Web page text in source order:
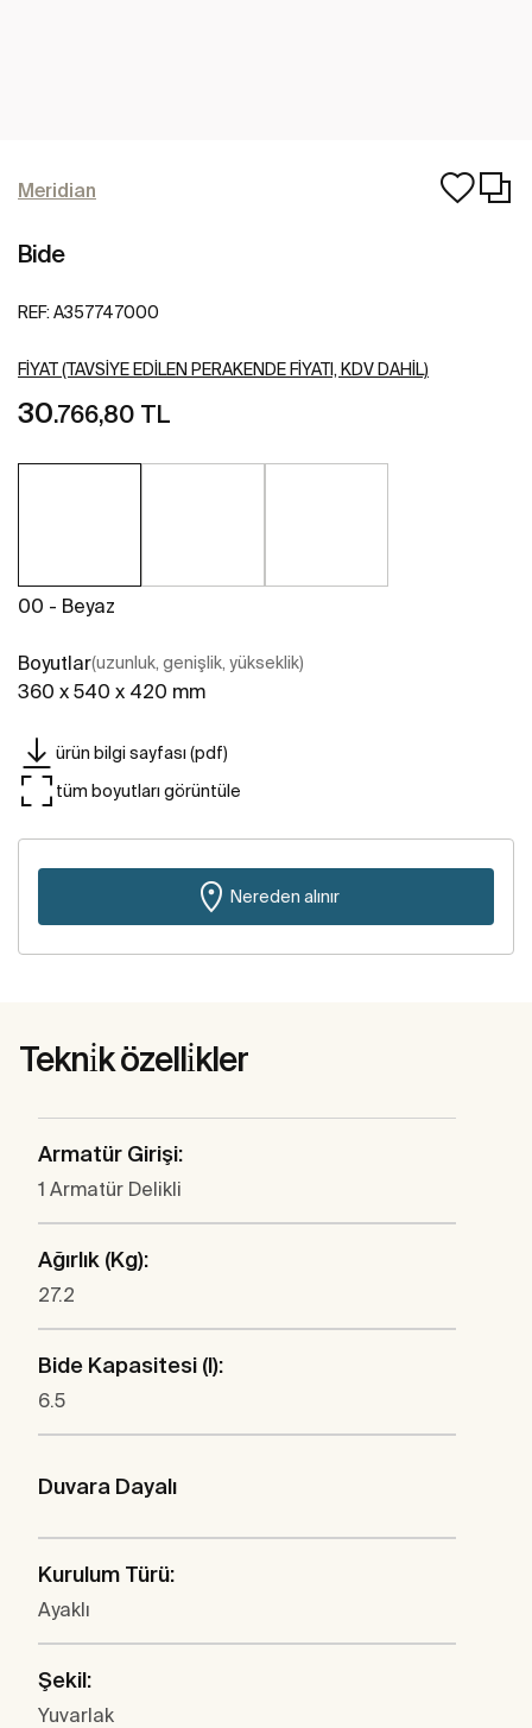
Meridian
Bide
REF: A357747000
FIYAT (TAVSIYE EDILEN PERAKENDE FIYATI, KDV DAHIL)
30.766,80 TL
00 - Beyaz
Boyutlar(uzunluk, genişlik, yükseklik)
360 x 540 x 420 mm
ürün bilgi sayfası (pdf)
tüm boyutları görüntüle
Nereden alınır
Tekni̇k özelli̇kler
Armatür Girişi:
1 Armatür Delikli
Ağırlık (Kg):
27.2
Bide Kapasitesi (l):
6.5
Duvara Dayalı
Kurulum Türü:
Ayaklı
Şekil:
Yuvarlak